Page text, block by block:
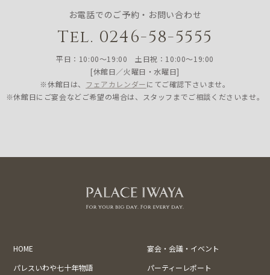
お電話でのご予約・お問い合わせ
Tel. 0246-58-5555
平日：10:00〜19:00 土日祝：10:00〜19:00
[休館日／火曜日・水曜日]
※休館日は、 フェアカレンダーにてご確認下さいませ。
※休館日にご宴会などご希望の場合は、スタッフまでご相談くださいませ。
HOME
宴会・会議・イベント
パレスいわや七十年物語
パーティーレポート